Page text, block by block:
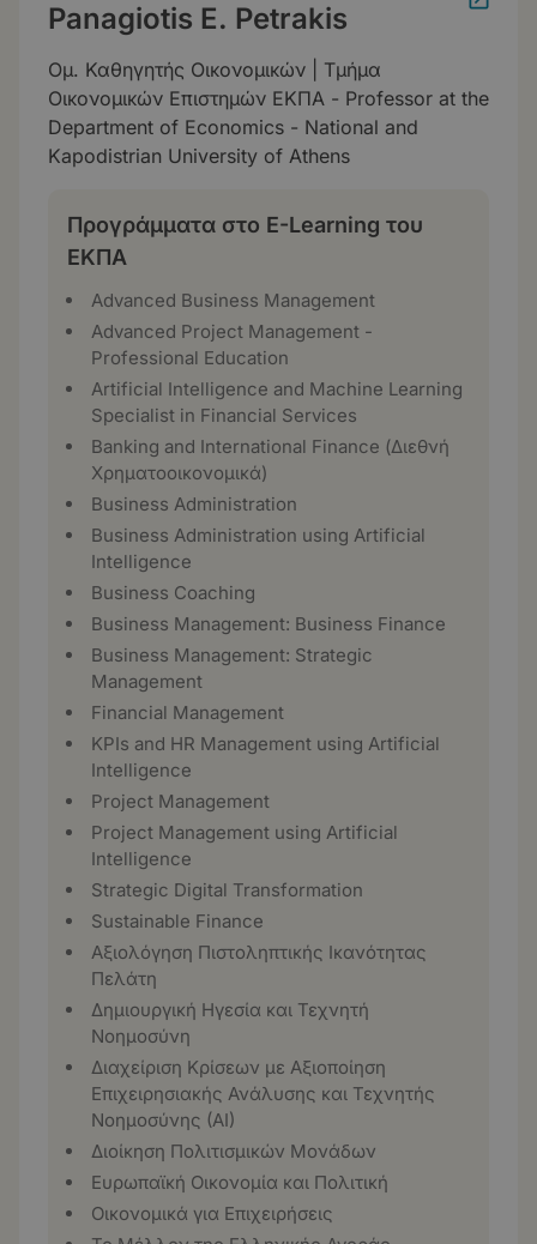
Panagiotis E. Petrakis
Ομ. Καθηγητής Οικονομικών | Τμήμα
Οικονομικών Επιστημών ΕΚΠΑ - Professor at the
Department of Economics - National and
Kapodistrian University of Athens
Προγράμματα στο E-Learning του
ΕΚΠΑ
Advanced Business Management
Advanced Project Management -
Professional Education
Artificial Intelligence and Machine Learning
Specialist in Financial Services
Banking and International Finance (Διεθνή
Χρηματοοικονομικά)
Business Administration
Business Administration using Artificial
Intelligence
Business Coaching
Business Management: Business Finance
Business Management: Strategic
Management
Financial Management
KPIs and HR Management using Artificial
Intelligence
Project Management
Project Management using Artificial
Intelligence
Strategic Digital Transformation
Sustainable Finance
Αξιολόγηση Πιστοληπτικής Ικανότητας
Πελάτη
Δημιουργική Ηγεσία και Τεχνητή
Νοημοσύνη
Διαχείριση Κρίσεων με Αξιοποίηση
Επιχειρησιακής Ανάλυσης και Τεχνητής
Νοημοσύνης (ΑΙ)
Διοίκηση Πολιτισμικών Μονάδων
Ευρωπαϊκή Οικονομία και Πολιτική
Οικονομικά για Επιχειρήσεις